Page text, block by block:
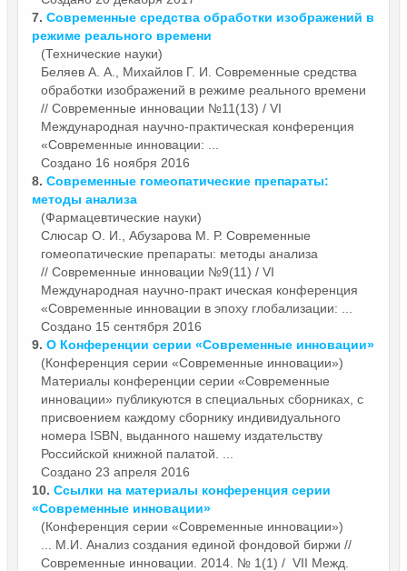
7. Современные средства обработки изображений в
режиме реального времени
(Технические науки)
Беляев А. А., Михайлов Г. И. Современные средства
обработки изображений в режиме реального времени
// Современные инновации №11(13) / VI
Международная научно-практическая конференция
«Современные инновации: ...
Создано 16 ноября 2016
8. Современные гомеопатические препараты:
методы анализа
(Фармацевтические науки)
Слюсар О. И., Абузарова М. Р. Современные
гомеопатические препараты: методы анализа
// Современные инновации №9(11) / VI
Международная научно-практ ическая конференция
«Современные инновации в эпоху глобализации: ...
Создано 15 сентября 2016
9. О Конференции серии «Современные инновации»
(Конференция серии «Современные инновации»)
Материалы конференции серии «Современные
инновации» публикуются в специальных сборниках, с
присвоением каждому сборнику индивидуального
номера ISBN, выданного нашему издательству
Российской книжной палатой. ...
Создано 23 апреля 2016
10. Ссылки на материалы конференция серии
«Современные инновации»
(Конференция серии «Современные инновации»)
... М.И. Анализ создания единой фондовой биржи //
Современные инновации. 2014. № 1(1) / VII Межд.